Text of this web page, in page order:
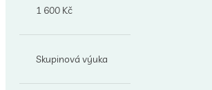
1 600 Kč
Skupinová výuka